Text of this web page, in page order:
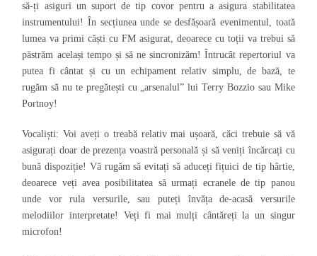
să-ți asiguri un suport de tip covor pentru a asigura stabilitatea
instrumentului! În secțiunea unde se desfășoară evenimentul, toată
lumea va primi căști cu FM asigurat, deoarece cu toții va trebui să
păstrăm același tempo și să ne sincronizăm! Întrucât repertoriul va
putea fi cântat și cu un echipament relativ simplu, de bază, te
rugăm să nu te pregătești cu „arsenalul” lui Terry Bozzio sau Mike
Portnoy!
Vocaliști: Voi aveți o treabă relativ mai ușoară, căci trebuie să vă
asigurați doar de prezența voastră personală și să veniți încărcați cu
bună dispoziție! Vă rugăm să evitați să aduceți fițuici de tip hârtie,
deoarece veți avea posibilitatea să urmați ecranele de tip panou
unde vor rula versurile, sau puteți învăța de-acasă versurile
melodiilor interpretate! Veți fi mai mulți cântăreți la un singur
microfon!